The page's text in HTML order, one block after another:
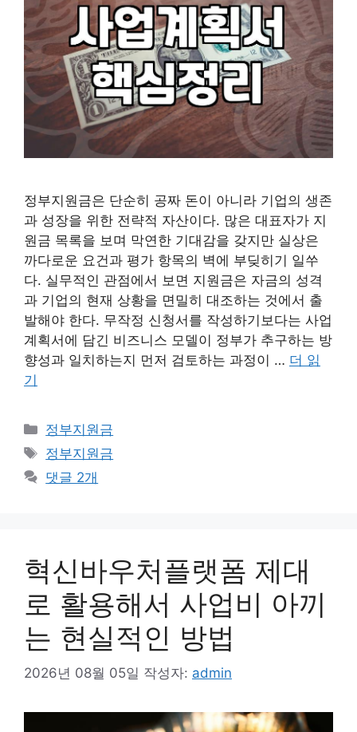
정부지원금은 단순히 공짜 돈이 아니라 기업의 생존
과 성장을 위한 전략적 자산이다. 많은 대표자가 지
원금 목록을 보며 막연한 기대감을 갖지만 실상은
까다로운 요건과 평가 항목의 벽에 부딪히기 일쑤
다. 실무적인 관점에서 보면 지원금은 자금의 성격
과 기업의 현재 상황을 면밀히 대조하는 것에서 출
발해야 한다. 무작정 신청서를 작성하기보다는 사업
계획서에 담긴 비즈니스 모델이 정부가 추구하는 방
향성과 일치하는지 먼저 검토하는 과정이 … 더 읽
기
카
테
리
정부지원금
태
그
정부지원금
댓글 2개
혁신바우처플랫폼 제대
로 활용해서 사업비 아끼
는 현실적인 방법
2026년 08월 05일 작성자: admin